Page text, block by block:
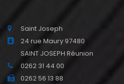
Saint Joseph
24 rue Maury 97480
SAINT JOSEPH Réunion
0262 31 44 00
0262 56 13 88